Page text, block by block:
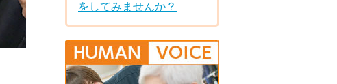
をしてみませんか？